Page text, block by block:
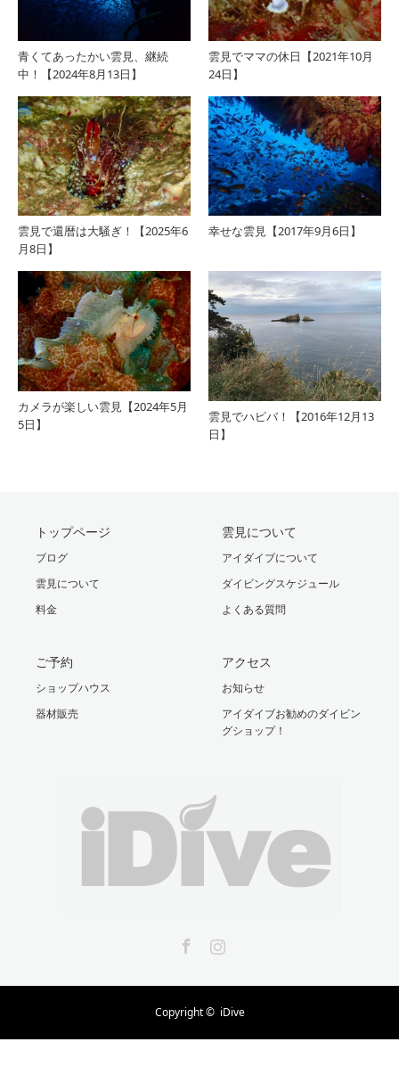
青くてあったかい雲見、継続
中！【2024年8月13日】
雲見でママの休日【2021年10月
24日】
雲見で還暦は大騒ぎ！【2025年6
月8日】
幸せな雲見【2017年9月6日】
カメラが楽しい雲見【2024年5月
5日】
雲見でハピバ！【2016年12月13
日】
トップページ
ブログ
雲見について
料金
雲見について
アイダイブについて
ダイビングスケジュール
よくある質問
ご予約
ショップハウス
器材販売
アクセス
お知らせ
アイダイブお勧めのダイビン
グショップ！
Copyright © iDive